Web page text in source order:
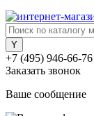
+7 (495) 946-66-76
Заказать звонок
Ваше сообщение